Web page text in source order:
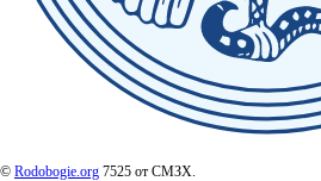
© Rodobogie.org 7525 от СМЗХ.